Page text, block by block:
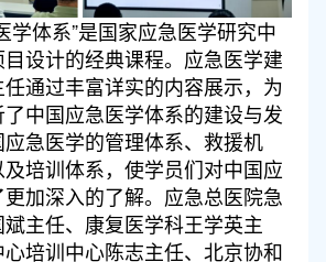
学体系”是国家应急医学研究中
设计的经典课程。应急医学建
通过丰富详实的内容展示，为
中国应急医学体系的建设与发
急医学的管理体系、救援机
培训体系，使学员们对中国应
加深入的了解。应急总医院急
主任、康复医学科王学英主
培训中心陈志主任、北京协和